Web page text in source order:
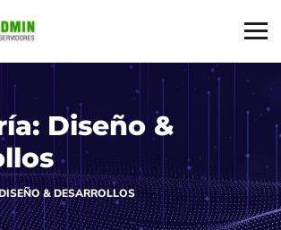
Diseño &
& DESARROLLOS